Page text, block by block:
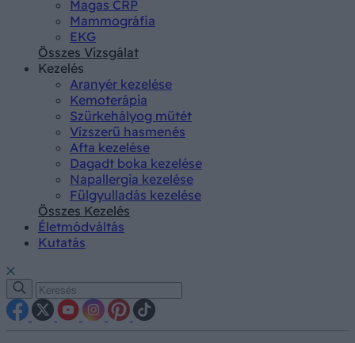
Magas CRP
Mammográfia
EKG
Összes Vizsgálat
Kezelés
Aranyér kezelése
Kemoterápia
Szürkehályog műtét
Vízszerű hasmenés
Afta kezelése
Dagadt boka kezelése
Napallergia kezelése
Fülgyulladás kezelése
Összes Kezelés
Életmódváltás
Kutatás